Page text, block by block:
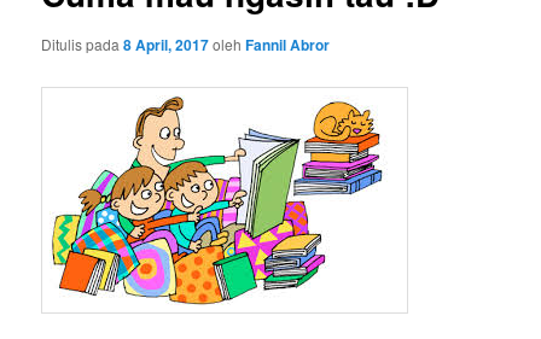
Ditulis pada8 April, 2017olehFannil Abror